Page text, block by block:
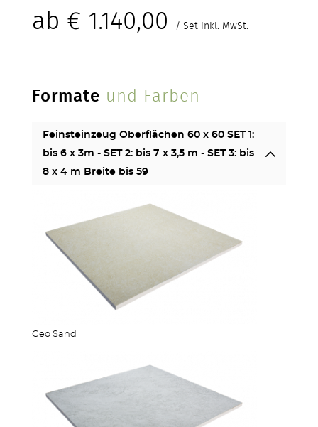
TERRASSEN
ab € 1.140,00 / Set inkl. MwSt.
Formate und Farben
Feinsteinzeug Oberflächen 60 x 60 SET 1:
bis 6 x 3m - SET 2: bis 7 x 3,5 m - SET 3: bis
8 x 4 m Breite bis 59
Geo Sand